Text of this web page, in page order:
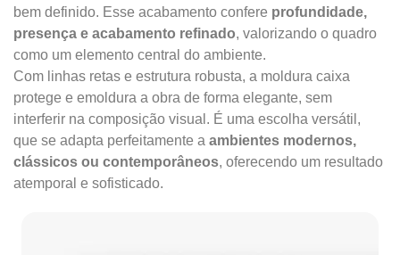
bem definido. Esse acabamento confere profundidade,
presença e acabamento refinado, valorizando o quadro
como um elemento central do ambiente.
Com linhas retas e estrutura robusta, a moldura caixa
protege e emoldura a obra de forma elegante, sem
interferir na composição visual. É uma escolha versátil,
que se adapta perfeitamente a ambientes modernos,
clássicos ou contemporâneos, oferecendo um resultado
atemporal e sofisticado.